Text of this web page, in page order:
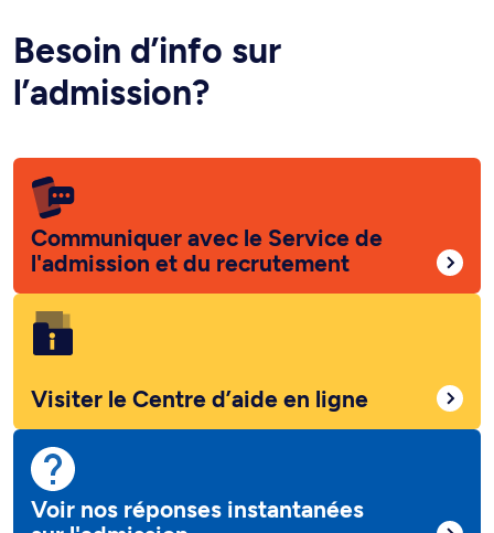
Besoin d’info sur
l’admission?
Communiquer avec le Service de
l'admission et du recrutement
Visiter le Centre d’aide en ligne
Voir nos réponses instantanées